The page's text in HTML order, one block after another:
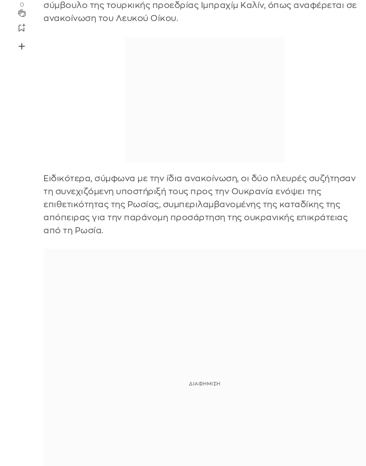
0
σύμβουλο της τουρκικής προεδρίας Ιμπραχίμ Καλίν, όπως αναφέρεται σε
ανακοίνωση του Λευκού Οίκου.
Ειδικότερα, σύμφωνα με την ίδια ανακοίνωση, οι δύο πλευρές συζήτησαν
τη συνεχιζόμενη υποστήριξή τους προς την Ουκρανία ενόψει της
επιθετικότητας της Ρωσίας, συμπεριλαμβανομένης της καταδίκης της
απόπειρας για την παράνομη προσάρτηση της ουκρανικής επικράτειας
από τη Ρωσία.